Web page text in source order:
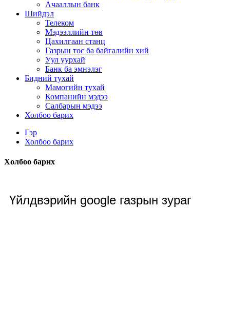
Ачааллын банк
Шийдэл
Телеком
Мэдээллийн төв
Цахилгаан станц
Газрын тос ба байгалийн хий
Уул уурхай
Банк ба эмнэлэг
Бидний тухай
Мамогийн тухай
Компанийн мэдээ
Салбарын мэдээ
Холбоо барих
Гэр
Холбоо барих
Холбоо барих
Үйлдвэрийн google газрын зураг